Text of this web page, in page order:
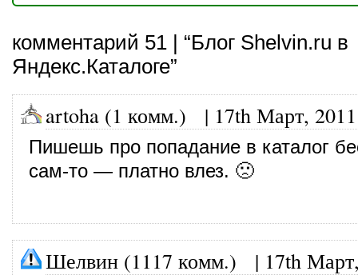
комментарий 51 | “Блог Shelvin.ru в
Яндекс.Каталоге”
artoha (1 комм.) | 17th Март, 2011
Пишешь про попадание в каталог
сам-то — платно влез. 🙁
Шелвин (1117 комм.) | 17th